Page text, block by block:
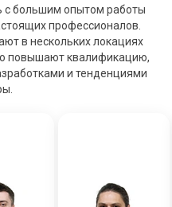
с большим опытом работы
профессионалов.
в нескольких локациях
повышают квалификацию,
и тенденциями